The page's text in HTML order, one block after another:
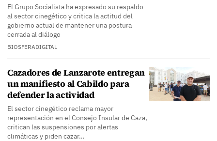
El Grupo Socialista ha expresado su respaldo
al sector cinegético y critica la actitud del
gobierno actual de mantener una postura
cerrada al diálogo
BIOSFERADIGITAL
Cazadores de Lanzarote entregan
un manifiesto al Cabildo para
defender la actividad
El sector cinegético reclama mayor
representación en el Consejo Insular de Caza,
critican las suspensiones por alertas
climáticas y piden cazar…